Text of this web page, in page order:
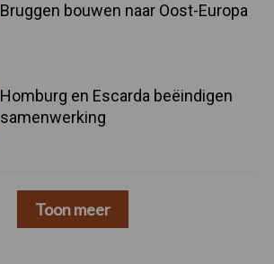
Bruggen bouwen naar Oost-Europa
Homburg en Escarda beëindigen
samenwerking
Toon meer